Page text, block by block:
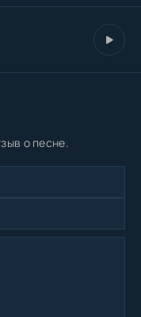
о песне.